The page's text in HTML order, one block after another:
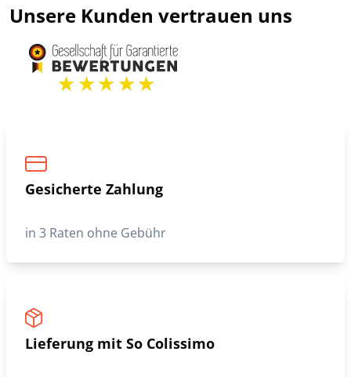
Unsere Kunden vertrauen uns
Gesicherte Zahlung
in 3 Raten ohne Gebühr
Lieferung mit So Colissimo